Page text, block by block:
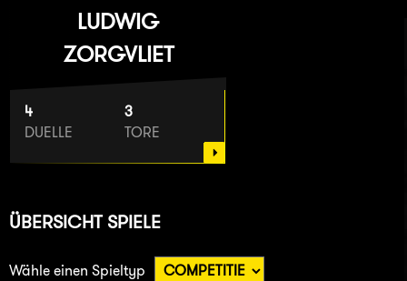
LUDWIG
ZORGVLIET
4
DUELLE
3
TORE
ÜBERSICHT SPIELE
Wähle einen Spieltyp